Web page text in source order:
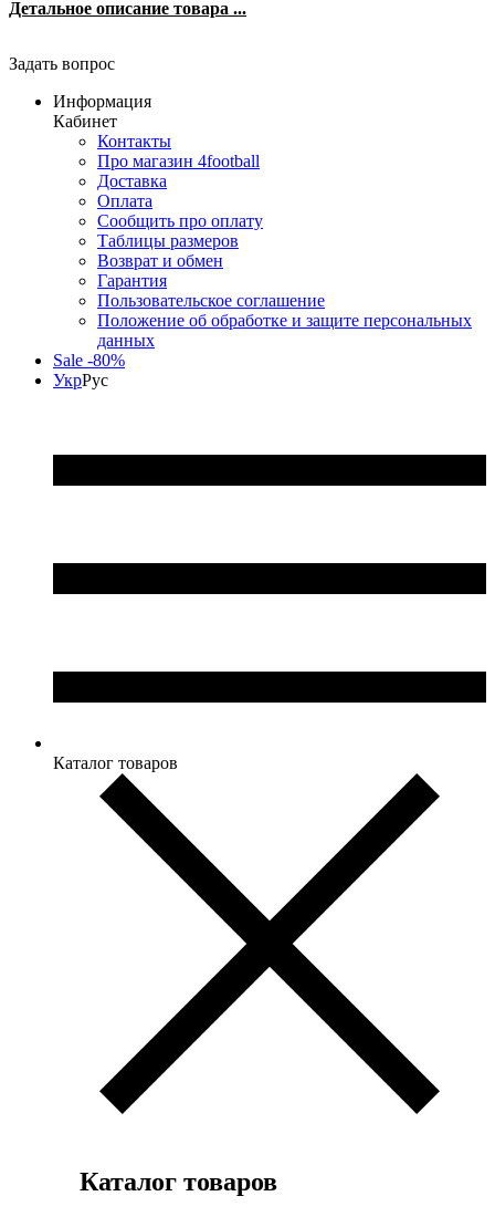
Детальное описание товара ...
Задать вопрос
Информация
Кабинет
Контакты
Про магазин 4football
Доставка
Оплата
Сообщить про оплату
Таблицы размеров
Возврат и обмен
Гарантия
Пользовательское соглашение
Положение об обработке и защите персональных
данных
Sale -80%
УкрРус
Каталог товаров
Каталог товаров